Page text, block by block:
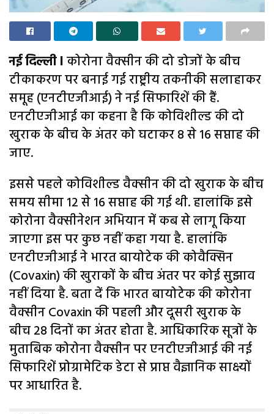
नई दिल्ली lकोरोना वैक्सीन की दो डोजों के बीच
टीकाकरण पर बनाई गई राष्ट्रीय तकनीकी सलाहाकर
समूह (एनटीएजीआई) ने नई सिफारिशें की हैं.
एनटीएजीआई का कहना है कि कोविशील्ड की दो
खुराक के बीच के अंतर को घटाकर 8 से 16 सप्ताह की
जाए.
इससे पहले कोविशील्ड वैक्सीन की दो खुराक के बीच
समय सीमा 12 से 16 सप्ताह की गई थी. हालांकि इसे
कोरोना वैक्सीनेशन अभियान में कब से लागू किया
जाएगा इस पर कुछ नहीं कहा गया है. हालांकि
एनटीएजीआई ने भारत बायोटेक की कोवैक्सिन
(Covaxin) की खुराकों के बीच अंतर पर कोई सुझाव
नहीं दिया है. बता दें कि भारत बायोटेक की कोरोना
वैक्सीन Covaxin की पहली और दूसरी खुराक के
बीच 28 दिनों का अंतर होता है. आधिकारिक सूत्रों के
मुताबिक कोरोना वैक्सीन पर एनटीएजीआई की नई
सिफारिशें प्रोग्रामेटिक डेटा से प्राप्त वैज्ञानिक साक्ष्यों
पर आधारित है.